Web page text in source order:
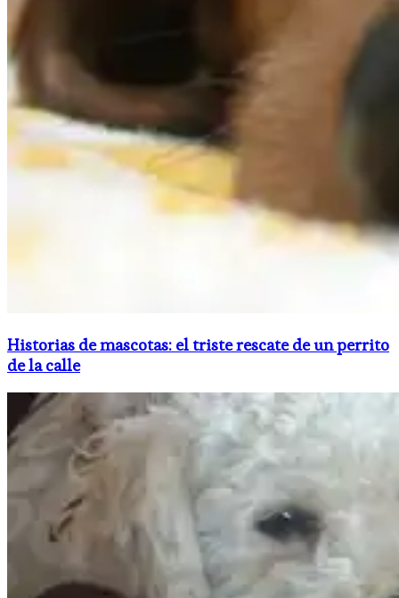
Historias de mascotas: el triste rescate de un perrito
de la calle